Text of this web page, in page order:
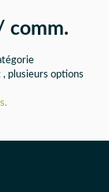
comm.
plusieurs options